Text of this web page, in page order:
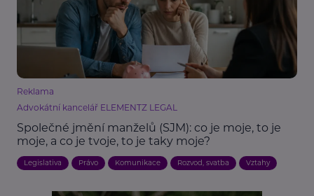
Reklama
Advokátní kancelář ELEMENTZ LEGAL
Společné jmění manželů (SJM): co je moje, to je
moje, a co je tvoje, to je taky moje?
Legislativa Právo Komunikace Rozvod, svatba Vztahy